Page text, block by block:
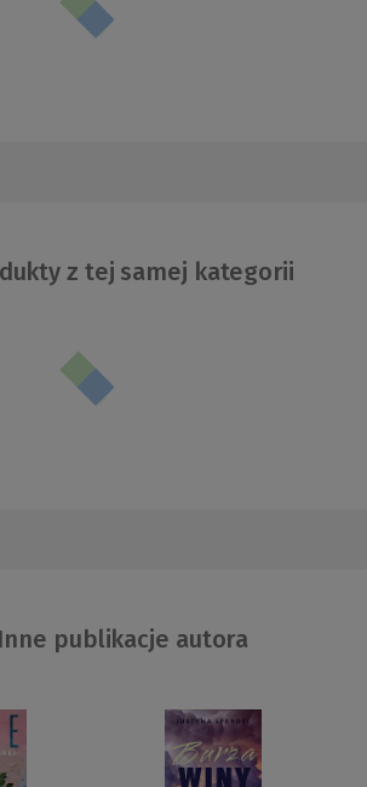
z tej samej kategorii
Inne publikacje autora